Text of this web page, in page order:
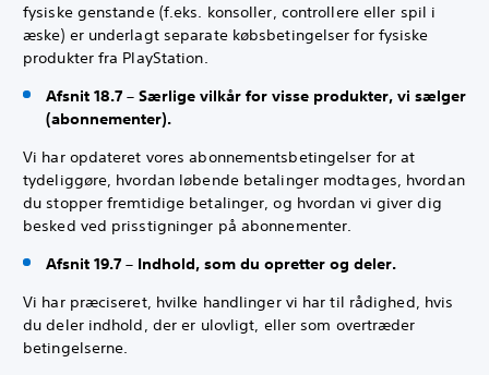
fysiske genstande (f.eks. konsoller, controllere eller spil i
æske) er underlagt separate købsbetingelser for fysiske
produkter fra PlayStation.
Afsnit 18.7 – Særlige vilkår for visse produkter, vi sælger
(abonnementer).
Vi har opdateret vores abonnementsbetingelser for at
tydeliggøre, hvordan løbende betalinger modtages, hvordan
du stopper fremtidige betalinger, og hvordan vi giver dig
besked ved prisstigninger på abonnementer.
Afsnit 19.7 – Indhold, som du opretter og deler.
Vi har præciseret, hvilke handlinger vi har til rådighed, hvis
du deler indhold, der er ulovligt, eller som overtræder
betingelserne.